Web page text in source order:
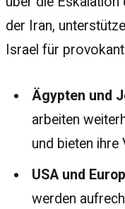
der Iran,
Israel für
Ägypten und
arbeiten
und bieten ihre
USA und
werden